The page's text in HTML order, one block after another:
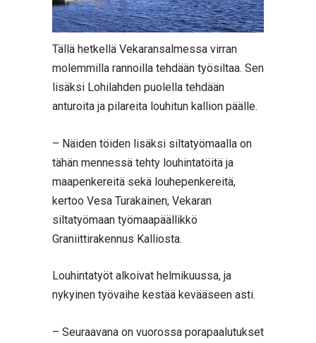
Tällä hetkellä Vekaransalmessa virran
molemmilla rannoilla tehdään työsiltaa. Sen
lisäksi Lohilahden puolella tehdään
anturoita ja pilareita louhitun kallion päälle.
– Näiden töiden lisäksi siltatyömaalla on
tähän mennessä tehty louhintatöitä ja
maapenkereitä sekä louhepenkereitä,
kertoo Vesa Turakainen, Vekaran
siltatyömaan työmaapäällikkö
Graniittirakennus Kalliosta.
Louhintatyöt alkoivat helmikuussa, ja
nykyinen työvaihe kestää kevääseen asti.
– Seuraavana on vuorossa porapaalutukset